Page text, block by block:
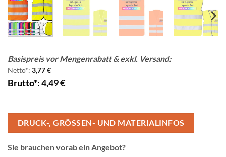
Basispreis vor Mengenrabatt & exkl. Versand:
Netto*: 3,77€
Brutto*:4,49€
DRUCK-, GRÖSSEN- UND MATERIALINFOS
Sie brauchen vorab ein Angebot?